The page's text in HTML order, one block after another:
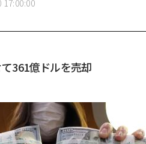
17:00:00
361億ドルを売却